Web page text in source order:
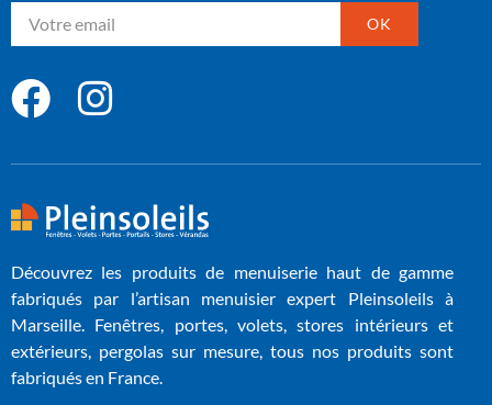
OK
Découvrez les produits de menuiserie haut de gamme
fabriqués par l’artisan menuisier expert Pleinsoleils à
Marseille. Fenêtres, portes, volets, stores intérieurs et
extérieurs, pergolas sur mesure, tous nos produits sont
fabriqués en France.